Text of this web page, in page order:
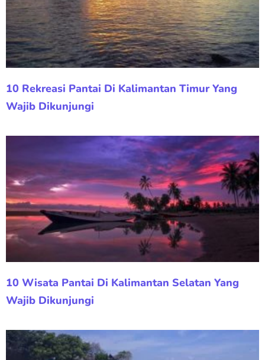
10 Rekreasi Pantai Di Kalimantan Timur Yang
Wajib Dikunjungi
10 Wisata Pantai Di Kalimantan Selatan Yang
Wajib Dikunjungi